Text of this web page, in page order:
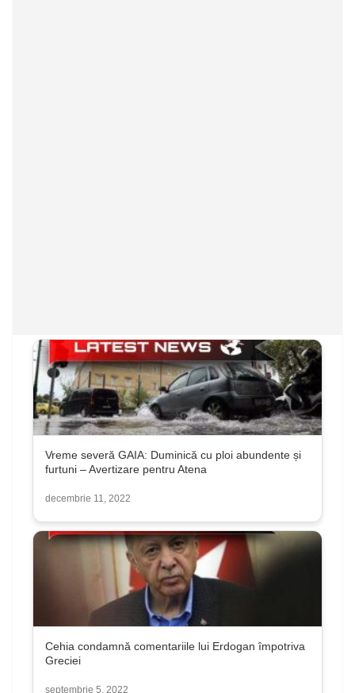
Vreme severă GAIA: Duminică cu ploi abundente și
furtuni – Avertizare pentru Atena
decembrie 11, 2022
Cehia condamnă comentariile lui Erdogan împotriva
Greciei
septembrie 5, 2022